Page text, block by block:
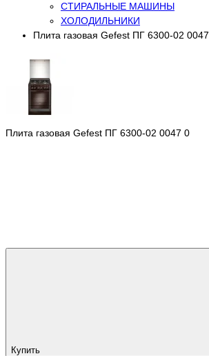
СТИРАЛЬНЫЕ МАШИНЫ
ХОЛОДИЛЬНИКИ
Плита газовая Gefest ПГ 6300-02 0047
Плита газовая Gefest ПГ 6300-02 0047 0
Купить